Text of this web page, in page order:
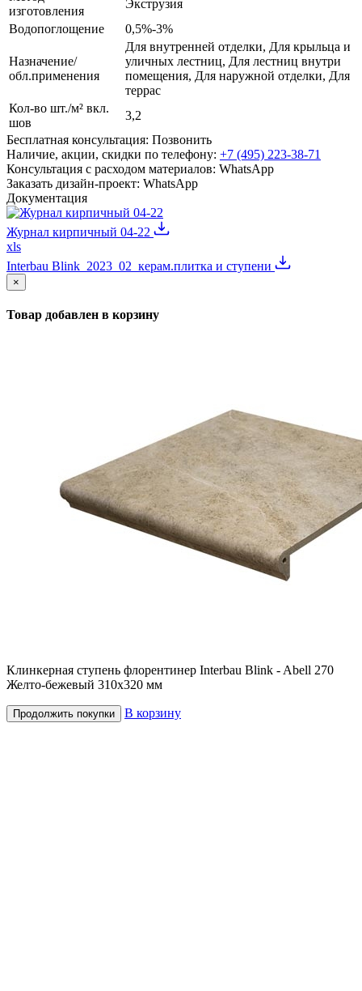
изготовления
Экструзия
Водопоглощение
0,5%-3%
Назначение/
обл.применения
Для внутренней отделки, Для крыльца и
уличных лестниц, Для лестниц внутри
помещения, Для наружной отделки, Для
террас
Кол-во шт./м² вкл.
шов
3,2
Бесплатная консультация: Позвонить
Наличие, акции, скидки по телефону: +7 (495) 223-38-71
Консультация с расходом материалов: WhatsApp
Заказать дизайн-проект: WhatsApp
Документация
Журнал кирпичный 04-22
xls
Interbau Blink_2023_02_керам.плитка и ступени
×
Товар добавлен в корзину
Клинкерная ступень флорентинер Interbau Blink - Abell 270
Желто-бежевый 310x320 мм
Продолжить покупки В корзину